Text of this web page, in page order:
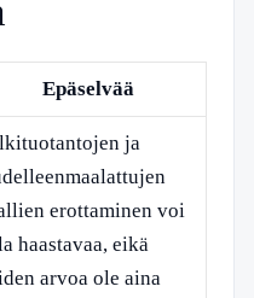
Epäselvää
ja
erottaminen voi
haastavaa, eikä
arvoa ole aina